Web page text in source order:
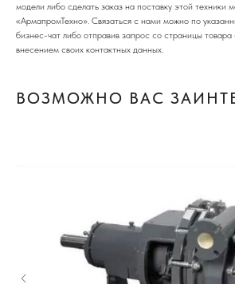
модели либо сделать заказ на поставку этой техники
«АрмапромТехно». Связаться с нами можно по
бизнес-чат либо отправив запрос со страницы
внесением своих контактных данных.
ВОЗМОЖНО ВАС